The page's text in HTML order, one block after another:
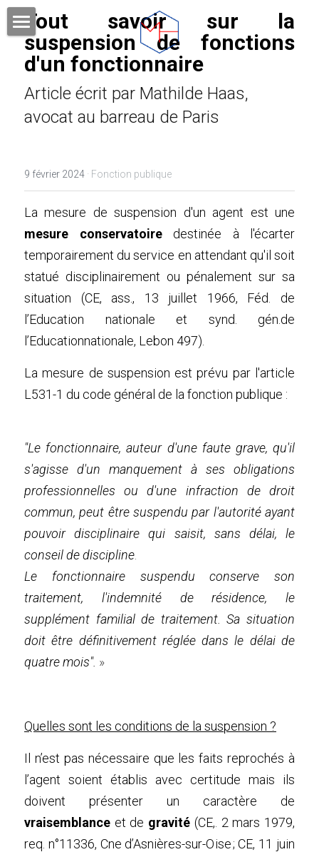
DOMAINES DE COMPETENCES
HONORAIRES
FORMATIONS
Rechercher
CONTACT ET RDV
Tout savoir sur la
suspension de fonctions
d'un fonctionnaire
Article écrit par Mathilde Haas,
avocat au barreau de Paris
9 février 2024 · Fonction publique
mesure conservatoire destinée à l'écarter
temporairement du service en attendant qu'il soit
statué disciplinairement ou pénalement sur sa
situation (CE, ass., 13 juillet 1966, Féd. de
l’Education nationale et synd. gén.de
l’Educationnationale, Lebon 497).
L531-1 du code général de la fonction publique :
"Le fonctionnaire, auteur d'une faute grave, qu'il
s'agisse d'un manquement à ses obligations
professionnelles ou d'une infraction de droit
commun, peut être suspendu par l'autorité ayant
pouvoir disciplinaire qui saisit, sans délai, le
conseil de discipline
Le fonctionnaire suspendu conserve son
traitement, l'indemnité de résidence, le
supplément familial de traitement. Sa situation
doit être définitivement réglée dans le délai de
quatre mois". »
Quelles sont les conditions de la suspension ?
Il n’est pas nécessaire que les faits reprochés à
l’agent soient établis avec certitude mais ils
vraisemblance et de gravité (CE,. 2 mars 1979,
req. n°11336, Cne d’Asnières-sur-Oise ; CE, 11 juin